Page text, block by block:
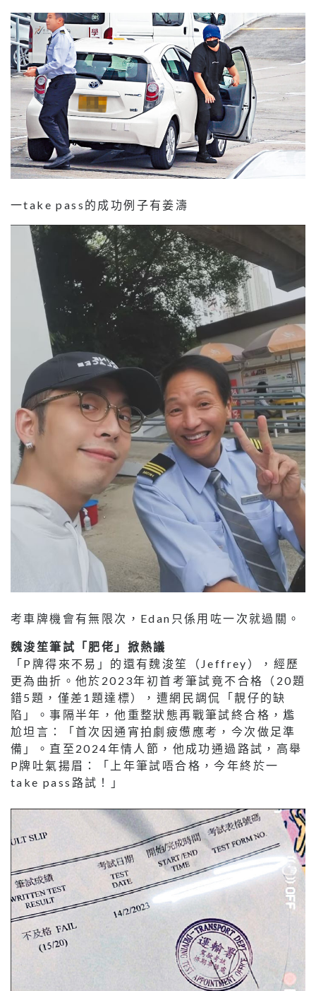
一take pass的成功例子有姜濤
考車牌機會有無限次，Edan只係用咗一次就過關。
魏浚笙筆試「肥佬」掀熱議
「P牌得來不易」的還有魏浚笙（Jeffrey），經歷
更為曲折。他於2023年初首考筆試竟不合格（20題
錯5題，僅差1題達標），遭網民調侃「靚仔的缺
陷」。事隔半年，他重整狀態再戰筆試終合格，尷
尬坦言：「首次因通宵拍劇疲憊應考，今次做足準
備」。直至2024年情人節，他成功通過路試，高舉
P牌吐氣揚眉：「上年筆試唔合格，今年終於一
take pass路試！」